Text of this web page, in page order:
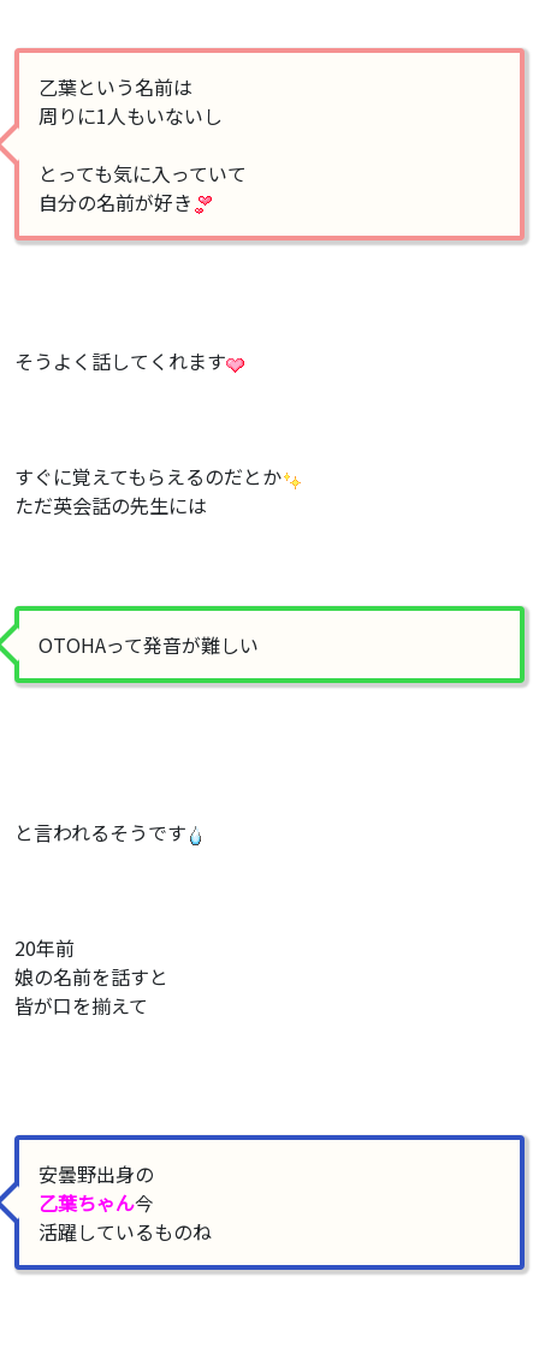
乙葉という名前は
周りに1人もいないし
とっても気に入っていて
自分の名前が好き
そうよく話してくれます
すぐに覚えてもらえるのだとか
ただ英会話の先生には
OTOHAって発音が難しい
と言われるそうです
20年前
娘の名前を話すと
皆が口を揃えて
安曇野出身の
乙葉ちゃん今
活躍しているものね